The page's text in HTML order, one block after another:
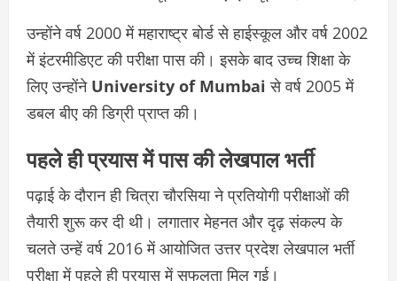
उन्होंने वर्ष 2000 में महाराष्ट्र बोर्ड से हाईस्कूल और वर्ष 2002
में इंटरमीडिएट की परीक्षा पास की। इसके बाद उच्च शिक्षा के
लिए उन्होंने University of Mumbai से वर्ष 2005 में
डबल बीए की डिग्री प्राप्त की।
पहले ही प्रयास में पास की लेखपाल भर्ती
पढ़ाई के दौरान ही चित्रा चौरसिया ने प्रतियोगी परीक्षाओं की
तैयारी शुरू कर दी थी। लगातार मेहनत और दृढ़ संकल्प के
चलते उन्हें वर्ष 2016 में आयोजित उत्तर प्रदेश लेखपाल भर्ती
परीक्षा में पहले ही प्रयास में सफलता मिल गई।